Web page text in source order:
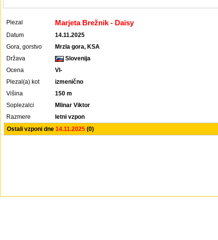
Plezal Marjeta Brežnik - Daisy
Datum
14.11.2025
Gora, gorstvo
Mrzla gora, KSA
Država
Slovenija
Ocena
VI-
Plezal(a) kot
izmenično
Višina
150 m
Soplezalci
Mlinar Viktor
Razmere
letni vzpon
Ostali vzponi dne 14.11.2025 (0)